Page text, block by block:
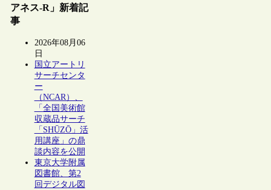
アネス-R」新着記
事
2026年08月06
日
国立アートリ
サーチセンタ
ー
（NCAR）、
「全国美術館
収蔵品サーチ
「SHŪZŌ」活
用講座」の鼎
談内容を公開
東京大学附属
図書館、第2
回デジタル図